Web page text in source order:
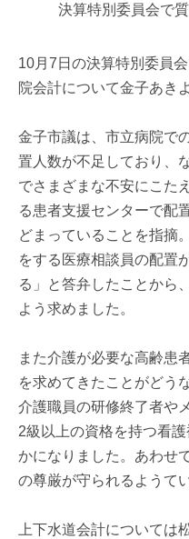
決算特別委員会で
10月7日の決算特別委員
院会計について金子あき
金子市議は、市立病院で
置人数が不足しており、
でさまざまな不安にこた
る患者支援センターで配
どまっていることを指摘
をする医療相談員の配置
る」と答弁したことから
よう求めました。
また介護が必要な高齢患
を求めてきたことがどう
介護職員の研修終了者や
2級以上の資格を持つ看
かになりました。あわせ
の尊厳が守られるようて
上下水道会計については